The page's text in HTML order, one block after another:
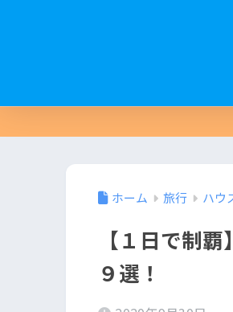
ホーム 旅行 ハウ
【１日で制
９選！